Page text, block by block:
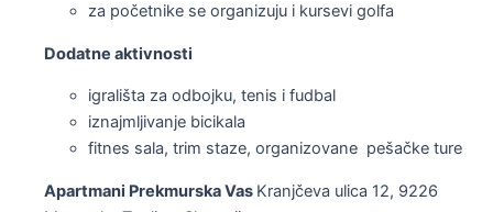
za početnike se organizuju i kursevi golfa
Dodatne aktivnosti
igrališta za odbojku, tenis i fudbal
iznajmljivanje bicikala
fitnes sala, trim staze, organizovane pešačke ture
Apartmani Prekmurska Vas Kranjčeva ulica 12, 9226